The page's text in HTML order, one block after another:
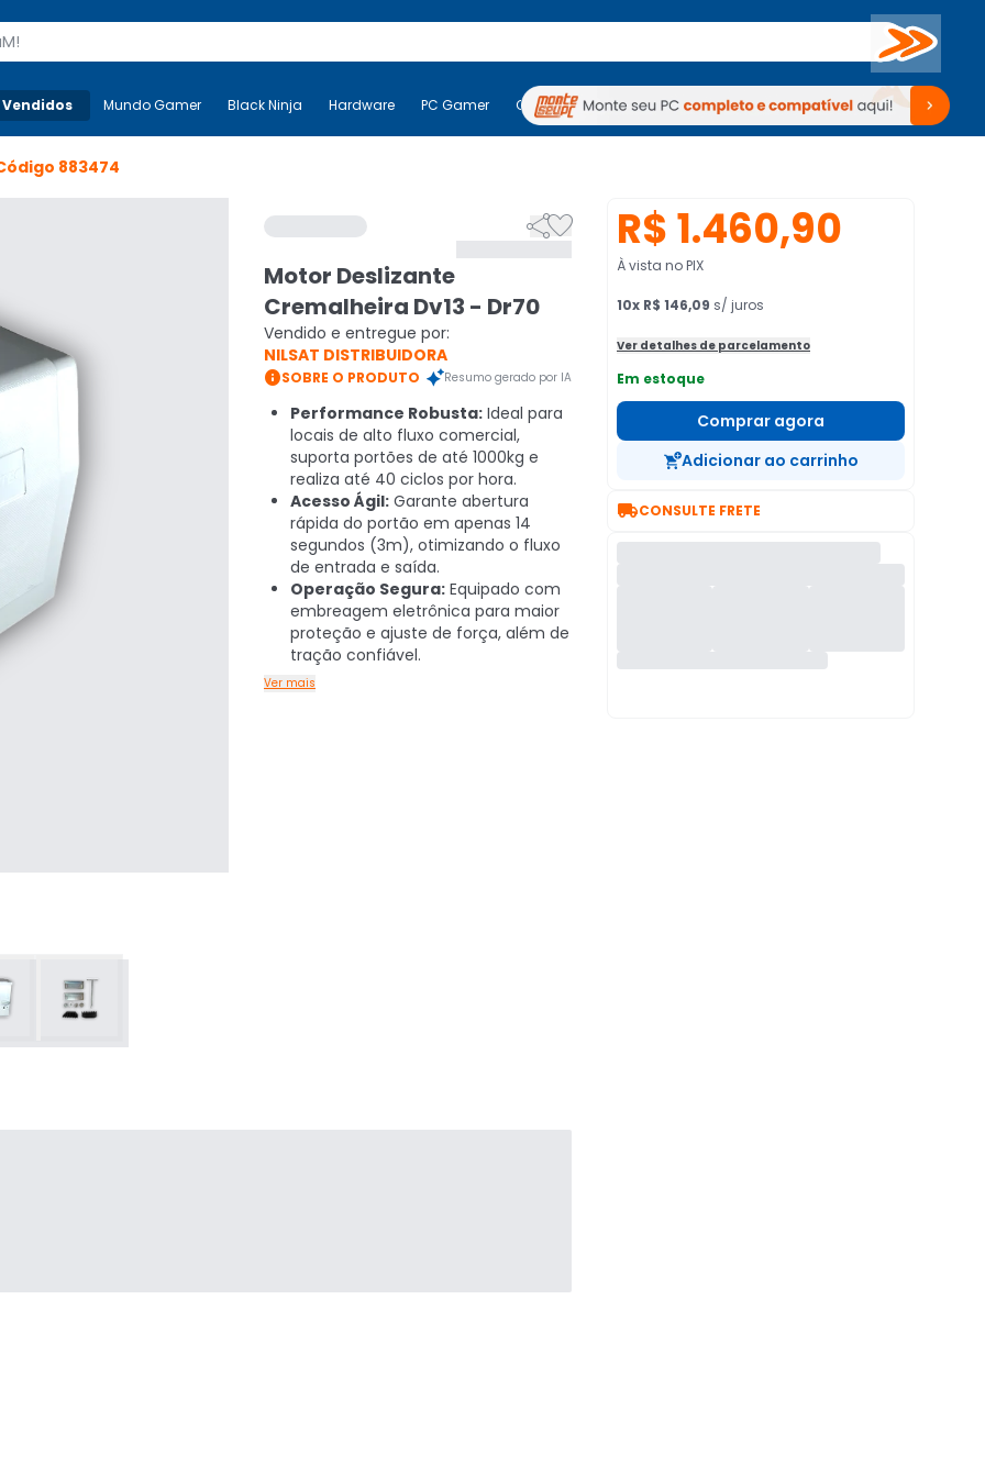
Buscar
Mais-v- Mundo Gamer Black Ninja Hardware PC Gamer Computadores Periféricos TV Venda no KaBuM!
Mundo Gamer Black Ninja Hardware PC Gamer Computadores Periféricos TV Venda no KaBuM!
883474

Motor Deslizante
Cremalheira Dv13 - Dr70
Vendido e entregue por:
NILSAT DISTRIBUIDORA
SOBRE O PRODUTO Resumo gerado por IA
Performance Robusta: Ideal para
locais de alto fluxo comercial,
suporta portões de até 1000kg e
realiza até 40 ciclos por hora.
Acesso Ágil: Garante abertura
rápida do portão em apenas 14
segundos (3m), otimizando o fluxo
de entrada e saída.
Operação Segura: Equipado com
embreagem eletrônica para maior
proteção e ajuste de força, além de
tração confiável.
Ver mais
R$ 1.460,90
À vista no PIX
10x R$ 146,09 s/ juros
Ver detalhes de parcelamento
Em estoque
Comprar agora
Adicionar ao carrinho
CONSULTE FRETE